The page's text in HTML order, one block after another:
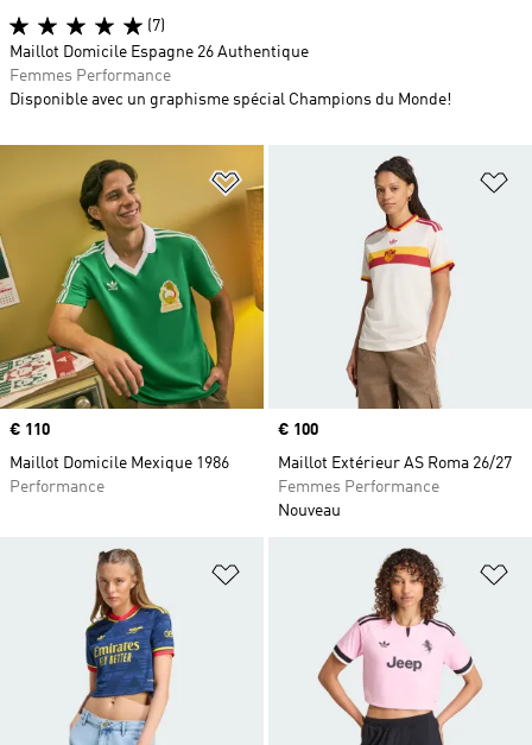
Ajouter à la Liste de produits
Prix
€ 110
Maillot Domicile Mexique 1986
Performance
Prix
€ 100
Maillot Extérieur AS Roma 26/27
Femmes Performance
Nouveau
Ajouter à la Liste de produits
(7)
Maillot Domicile Espagne 26 Authentique
Femmes Performance
Disponible avec un graphisme spécial Champions du Monde!